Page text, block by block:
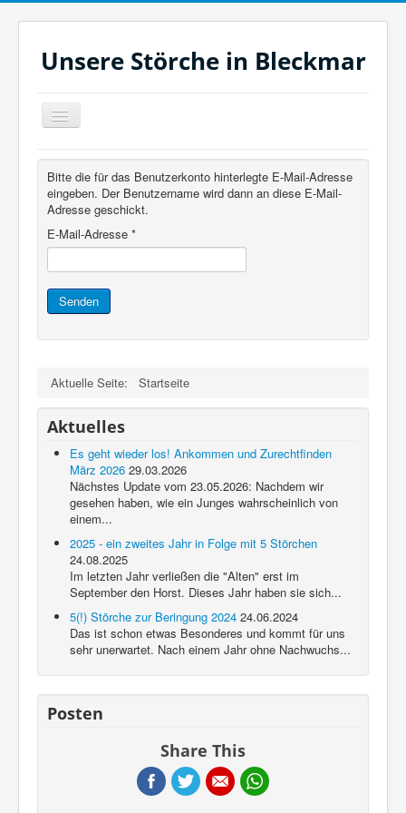
Unsere Störche in Bleckmar
Navigation
an/aus
Jetzt
Heute
Filme
Zeitleiste
Unsere Störche
Links
Über diese Seite
Gästebuch
Bitte die für das Benutzerkonto hinterlegte E-Mail-Adresse
eingeben. Der Benutzername wird dann an diese E-Mail-
Adresse geschickt.
E-Mail-Adresse *
Senden
Aktuelle Seite: Startseite
Aktuelles
Es geht wieder los! Ankommen und Zurechtfinden
März 2026 29.03.2026
Nächstes Update vom 23.05.2026: Nachdem wir
gesehen haben, wie ein Junges wahrscheinlich von
einem...
2025 - ein zweites Jahr in Folge mit 5 Störchen
24.08.2025
Im letzten Jahr verließen die "Alten" erst im
September den Horst. Dieses Jahr haben sie sich...
5(!) Störche zur Beringung 2024 24.06.2024
Das ist schon etwas Besonderes und kommt für uns
sehr unerwartet. Nach einem Jahr ohne Nachwuchs...
Posten
Share This